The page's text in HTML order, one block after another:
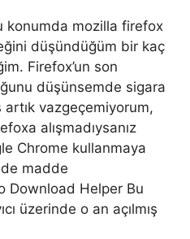
konumda mozilla firefox
düşündüğüm bir kaç
Firefox’un son
düşünsemde sigara
artık vazgeçemiyorum,
alışmadıysanız
Chrome kullanmaya
madde
Download Helper Bu
üzerinde o an açılmış